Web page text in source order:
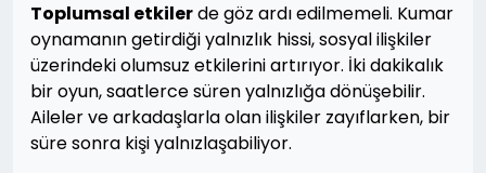
Toplumsal etkilerde göz ardı edilmemeli. Kumar
oynamanın getirdiği yalnızlık hissi, sosyal ilişkiler
üzerindeki olumsuz etkilerini artırıyor. İki dakikalık
bir oyun, saatlerce süren yalnızlığa dönüşebilir.
Aileler ve arkadaşlarla olan ilişkiler zayıflarken, bir
süre sonra kişi yalnızlaşabiliyor.